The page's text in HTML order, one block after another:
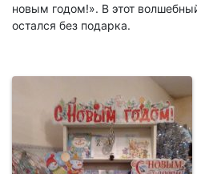
новым годом!». В этот
остался без подарка.